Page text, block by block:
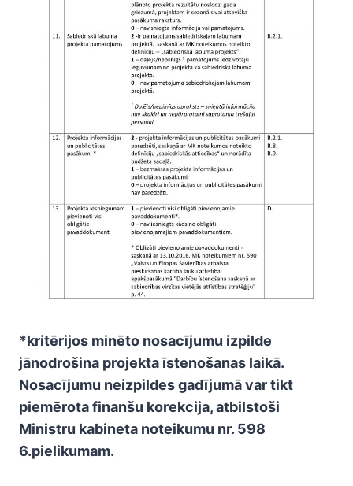
*kritērijos minēto nosacījumu izpilde
jānodrošina projekta īstenošanas laikā.
Nosacījumu neizpildes gadījumā var tikt
piemērota finanšu korekcija, atbilstoši
Ministru kabineta noteikumu nr. 598
6.pielikumam.